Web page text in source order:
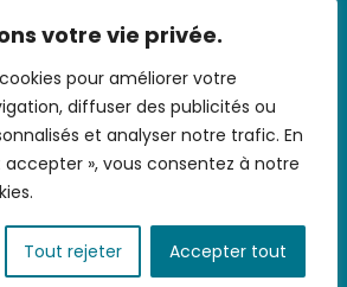
votre vie privée.
pour améliorer votre
diffuser des publicités ou
et analyser notre trafic. En
», vous consentez à notre
Tout rejeter Accepter tout
- CGV/CGU-Données
-Infos pratiques- FAQ